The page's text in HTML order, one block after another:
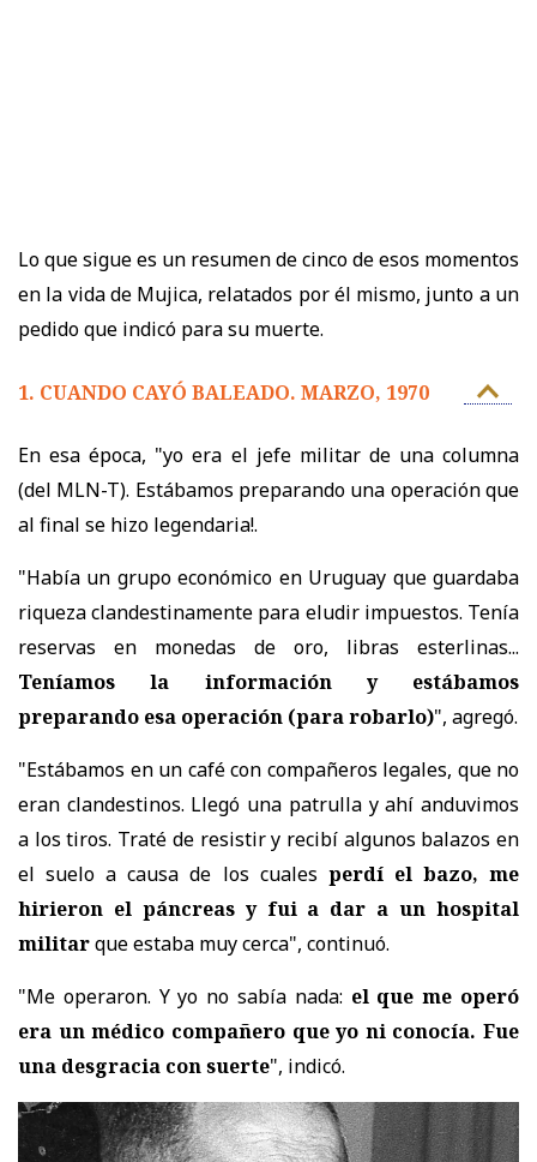
Lo que sigue es un resumen de cinco de esos momentos
en la vida de Mujica, relatados por él mismo, junto a un
pedido que indicó para su muerte.
1. CUANDO CAYÓ BALEADO. MARZO, 1970
En esa época, "yo era el jefe militar de una columna
(del MLN-T). Estábamos preparando una operación que
al final se hizo legendaria!.
"Había un grupo económico en Uruguay que guardaba
riqueza clandestinamente para eludir impuestos. Tenía
reservas en monedas de oro, libras esterlinas...
Teníamos la información y estábamos
preparando esa operación (para robarlo)", agregó.
"Estábamos en un café con compañeros legales, que no
eran clandestinos. Llegó una patrulla y ahí anduvimos
a los tiros. Traté de resistir y recibí algunos balazos en
el suelo a causa de los cuales perdí el bazo, me
hirieron el páncreas y fui a dar a un hospital
militarque estaba muy cerca", continuó.
"Me operaron. Y yo no sabía nada: el que me operó
era un médico compañero que yo ni conocía. Fue
una desgracia con suerte", indicó.